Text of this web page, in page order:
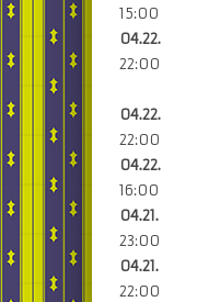
15:00
04.22.
22:00
04.22.
22:00
04.22.
16:00
04.21.
23:00
04.21.
22:00